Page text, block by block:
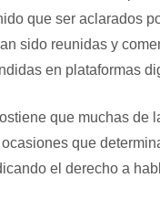
que ser aclarados
sido reunidas y
en plataformas
que muchas
que
el derecho a